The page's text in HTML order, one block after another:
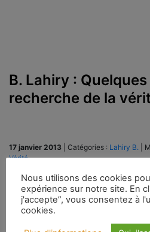
B. Lahiry :
recherche de la
17 janvier 2013 Catégories : Lahiry B.
Vérité
Pour un homme de science l’étalon de
sensorielle du monde extérieur et toute
là-dessus. Mais le voile subsiste. Quand
faites, les scientifiques révisent sans
ce nouvel éclairage. Il y a de nombreux
Nous utilisons des cookies
expérience sur notre site. En
j'accepte”, vous consentez à
cookies.